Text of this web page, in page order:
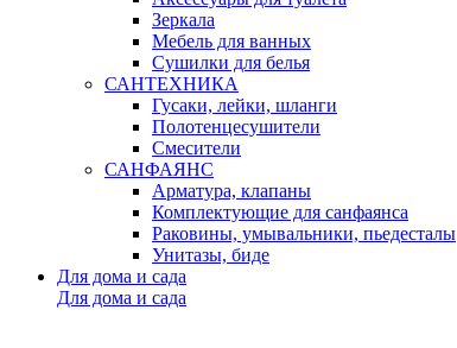
Зеркала
Мебель для ванных
Сушилки для белья
САНТЕХНИКА
Гусаки, лейки, шланги
Полотенцесушители
Смесители
САНФАЯНС
Арматура, клапаны
Комплектующие для санфаянса
Раковины, умывальники, пьедесталы
Унитазы, биде
Для дома и сада
Для дома и сада